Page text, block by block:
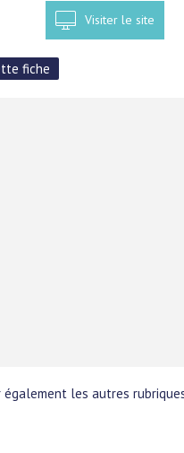
Visiter le site
les autres